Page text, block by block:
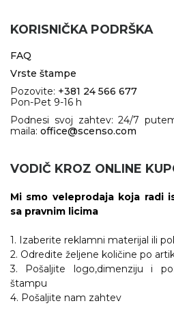
KORISNIČKA PODRŠKA
FAQ
Vrste štampe
Pozovite: +381 24 566 677
Pon-Pet 9-16 h
Podnesi svoj zahtev: 24/7
maila: office@scenso.com
VODIČ KROZ ONLINE
Mi smo veleprodaja koja radi
sa pravnim licima
1. Izaberite reklamni materijal ili
2. Odredite željene količine po
3. Pošaljite logo,dimenziju i
štampu
4. Pošaljite nam zahtev